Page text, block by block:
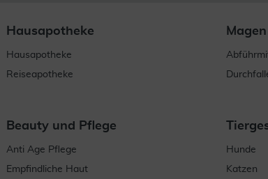
Hausapotheke
Hausapotheke
Reiseapotheke
Beauty und Pflege
Anti Age Pflege
Empfindliche Haut
Hunde
Katzen